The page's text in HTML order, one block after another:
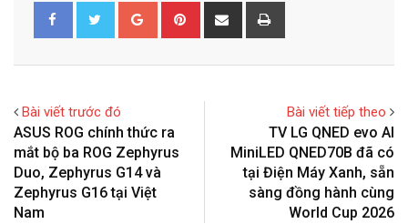
o
i
e
h
i
a
r
Bài viết trước đó
ASUS ROG chính thức ra
mắt bộ ba ROG Zephyrus
Duo, Zephyrus G14 và
Zephyrus G16 tại Việt
Nam
Bài viết tiếp theo
TV LG QNED evo AI
MiniLED QNED70B đã có
tại Điện Máy Xanh, sẵn
sàng đồng hành cùng
World Cup 2026